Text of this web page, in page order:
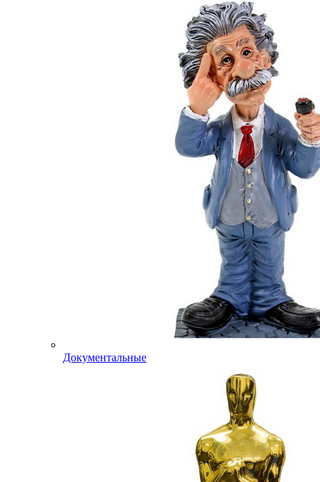
Документальные